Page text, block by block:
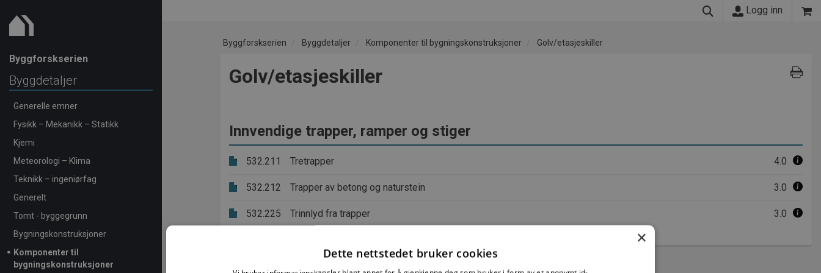
Byggforskserien
Byggdetaljer
Generelle emner
Fysikk – Mekanikk – Statikk
Kjemi
Meteorologi – Klima
Teknikk – ingeniørfag
Generelt
Tomt - byggegrunn
Bygningskonstruksjoner
Komponenter til
bygningskonstruksjoner
Logg inn
Byggforskserien Byggdetaljer Komponenter til bygningskonstruksjoner Golv/etasjeskiller
Golv/etasjeskiller
Innvendige trapper, ramper og stiger
532.211 Tretrapper 4.0
532.212 Trapper av betong og naturstein 3.0
532.225 Trinnlyd fra trapper 3.0
×
Dette nettstedet bruker cookies